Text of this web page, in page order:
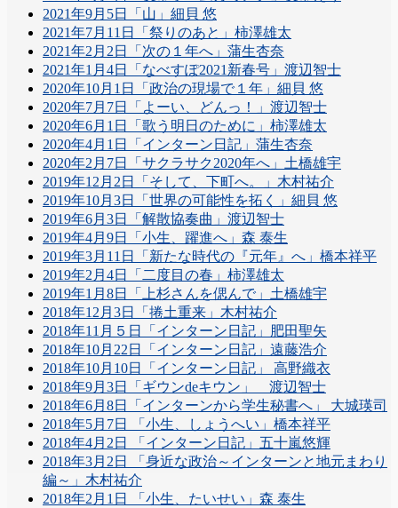
2021年9月5日「山」細貝 悠
2021年7月11日「祭りのあと」柿澤雄太
2021年2月2日「次の１年へ」蒲生杏奈
2021年1月4日「なべすぽ2021新春号」渡辺智士
2020年10月1日「政治の現場で１年」細貝 悠
2020年7月7日「よーい、どんっ！」渡辺智士
2020年6月1日「歌う明日のために」柿澤雄太
2020年4月1日「インターン日記」蒲生杏奈
2020年2月7日「サクラサク2020年へ」土橋雄宇
2019年12月2日「そして、下町へ。」木村祐介
2019年10月3日「世界の可能性を拓く」細貝 悠
2019年6月3日「解散協奏曲」渡辺智士
2019年4月9日「小生、躍進へ」森 泰生
2019年3月11日「新たな時代の『元年』へ」橋本祥平
2019年2月4日「二度目の春」柿澤雄太
2019年1月8日「上杉さんを偲んで」土橋雄宇
2018年12月3日「捲土重来」木村祐介
2018年11月５日「インターン日記」肥田聖矢
2018年10月22日「インターン日記」遠藤浩介
2018年10月10日「インターン日記」 高野織衣
2018年9月3日「ギウンdeキウン」 渡辺智士
2018年6月8日「インターンから学生秘書へ」 大城瑛司
2018年5月7日 「小生、しょうへい」橋本祥平
2018年4月2日 「インターン日記」五十嵐悠輝
2018年3月2日 「身近な政治～インターンと地元まわり
編～」木村祐介
2018年2月1日 「小生、たいせい」森 泰生